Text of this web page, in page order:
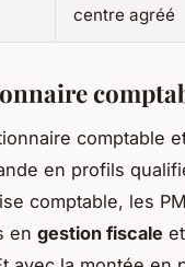
centre agréé
comptable
en profils
comptable, les
en gestion fiscale